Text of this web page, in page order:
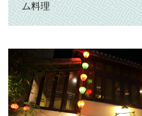
ム料理